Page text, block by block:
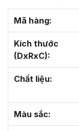
Mã hàng:
Kích thước
(DxRxC):
Chất liệu:
Màu sắc: